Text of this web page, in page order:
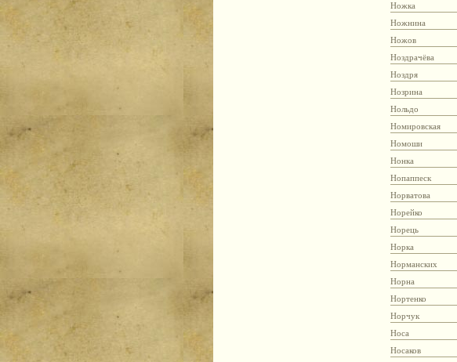
Ножка
Ножнина
Ножов
Ноздрачёва
Ноздря
Нозрина
Нольдо
Номировская
Номоши
Нонка
Нопаппеск
Норватова
Норейко
Норець
Норка
Норманских
Норна
Нортенко
Норчук
Носа
Носаков